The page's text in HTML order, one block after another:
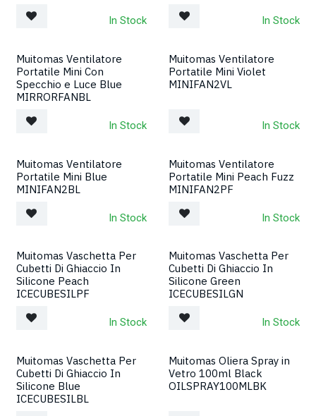
In Stock In Stock
Nuovo!
Muitomas Ventilatore
Portatile Mini Con
Specchio e Luce Blue
MIRRORFANBL
In Stock
Nuovo!
Muitomas Ventilatore
Portatile Mini Violet
MINIFAN2VL
In Stock
Nuovo!
Muitomas Ventilatore
Portatile Mini Blue
MINIFAN2BL
In Stock
Nuovo!
Muitomas Ventilatore
Portatile Mini Peach Fuzz
MINIFAN2PF
In Stock
Nuovo!
Muitomas Vaschetta Per
Cubetti Di Ghiaccio In
Silicone Peach
ICECUBESILPF
In Stock
Nuovo!
Muitomas Vaschetta Per
Cubetti Di Ghiaccio In
Silicone Green
ICECUBESILGN
In Stock
Nuovo!
Muitomas Vaschetta Per
Cubetti Di Ghiaccio In
Silicone Blue
ICECUBESILBL
Nuovo!
Muitomas Oliera Spray in
Vetro 100ml Black
OILSPRAY100MLBK